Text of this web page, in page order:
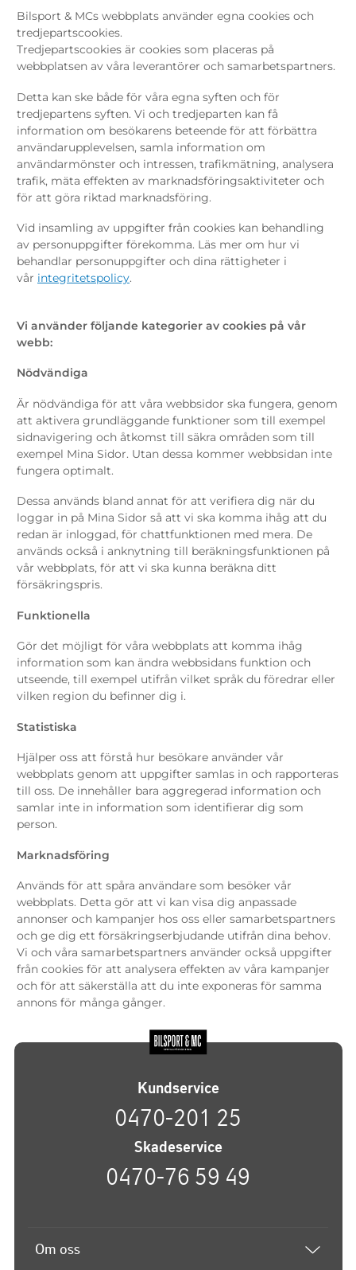
Bilsport & MCs webbplats använder egna cookies och
tredjepartscookies.
Tredjepartscookies är cookies som placeras på
webbplatsen av våra leverantörer och samarbetspartners.
Detta kan ske både för våra egna syften och för
tredjepartens syften. Vi och tredjeparten kan få
information om besökarens beteende för att förbättra
användarupplevelsen, samla information om
användarmönster och intressen, trafikmätning, analysera
trafik, mäta effekten av marknadsföringsaktiviteter och
för att göra riktad marknadsföring.
Vid insamling av uppgifter från cookies kan behandling
av personuppgifter förekomma. Läs mer om hur vi
behandlar personuppgifter och dina rättigheter i
vår integritetspolicy.
Vi använder följande kategorier av cookies på vår
webb:
Nödvändiga
Är nödvändiga för att våra webbsidor ska fungera, genom
att aktivera grundläggande funktioner som till exempel
sidnavigering och åtkomst till säkra områden som till
exempel Mina Sidor. Utan dessa kommer webbsidan inte
fungera optimalt.
Dessa används bland annat för att verifiera dig när du
loggar in på Mina Sidor så att vi ska komma ihåg att du
redan är inloggad, för chattfunktionen med mera. De
används också i anknytning till beräkningsfunktionen på
vår webbplats, för att vi ska kunna beräkna ditt
försäkringspris.
Funktionella
Gör det möjligt för våra webbplats att komma ihåg
information som kan ändra webbsidans funktion och
utseende, till exempel utifrån vilket språk du föredrar eller
vilken region du befinner dig i.
Statistiska
Hjälper oss att förstå hur besökare använder vår
webbplats genom att uppgifter samlas in och rapporteras
till oss. De innehåller bara aggregerad information och
samlar inte in information som identifierar dig som
person.
Marknadsföring
Används för att spåra användare som besöker vår
webbplats. Detta gör att vi kan visa dig anpassade
annonser och kampanjer hos oss eller samarbetspartners
och ge dig ett försäkringserbjudande utifrån dina behov.
Vi och våra samarbetspartners använder också uppgifter
från cookies för att analysera effekten av våra kampanjer
och för att säkerställa att du inte exponeras för samma
annons för många gånger.
Kundservice
0470-201 25
Skadeservice
0470-76 59 49
Om oss